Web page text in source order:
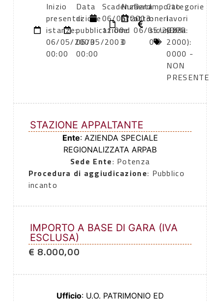
Inizio
presentazione
istanze:
06/05/2003
00:00
Data
di
pubblicazione:
06/05/2003
00:00
Scadenza:
06/06/2003
11:00
Numero
atto:
nd
0
Data
atto:
06/05/2003
Importo
oneri
sicurezza:
0
Categorie
lavori
(DPR
2000):
0000 -
NON
PRESENTE
STAZIONE APPALTANTE
Ente: AZIENDA SPECIALE
REGIONALIZZATA ARPAB
Sede Ente: Potenza
Procedura di aggiudicazione: Pubblico
incanto
IMPORTO A BASE DI GARA (IVA
ESCLUSA)
€ 8.000,00
Ufficio: U.O. PATRIMONIO ED